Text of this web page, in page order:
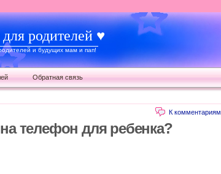
родителей ♥
и будущих мам и пап!
Обратная связь
К комментариям
телефон для ребенка?